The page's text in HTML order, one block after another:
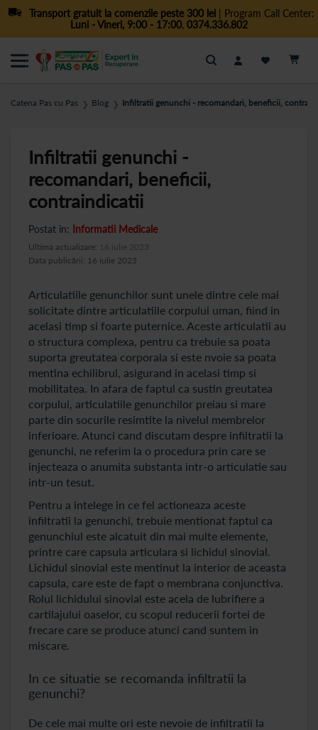
Transport gratuit la comenzile peste 300 lei| Program Call Center:
Luni - Vineri, 9:00 - 17:00, 0374.336.802
Cautare
Catena Pas cu Pas ❯ Blog ❯ Infiltratii genunchi - recomandari, beneficii,
Infiltratii genunchi -
recomandari, beneficii,
contraindicatii
Postat in: Informatii Medicale
Data publicării: 16 iulie 2023
Ultima actualizare: 16 iulie 2023
Articulatiile genunchilor sunt unele dintre cele mai
solicitate dintre articulatiile corpului uman, fiind in
acelasi timp si foarte puternice. Aceste articulatii au
o structura complexa, pentru ca trebuie sa poata
suporta greutatea corporala si este nvoie sa poata
mentina echilibrul, asigurand in acelasi timp si
mobilitatea. In afara de faptul ca sustin greutatea
corpului, articulatiile genunchilor preiau si mare
parte din socurile resimtite la nivelul membrelor
inferioare. Atunci cand discutam despre infiltratii la
genunchi, ne referim la o procedura prin care se
injecteaza o anumita substanta intr-o articulatie sau
intr-un tesut.
Pentru a intelege in ce fel actioneaza aceste
infiltratii la genunchi, trebuie mentionat faptul ca
genunchiul este alcatuit din mai multe elemente,
printre care capsula articulara si lichidul sinovial.
Lichidul sinovial este mentinut la interior de aceasta
capsula, care este de fapt o membrana conjunctiva.
Rolul lichidului sinovial este acela de lubrifiere a
cartilajului oaselor, cu scopul reducerii fortei de
frecare care se produce atunci cand suntem in
miscare.
In ce situatie se recomanda infiltratii la
genunchi?
De cele mai multe ori este nevoie de infiltratii la